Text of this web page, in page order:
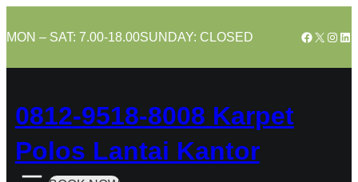
to
MON – SAT: 7.00-18.00SUNDAY: CLOSED Facebook
X
0812-9518-8008 Karpet
Polos Lantai Kantor